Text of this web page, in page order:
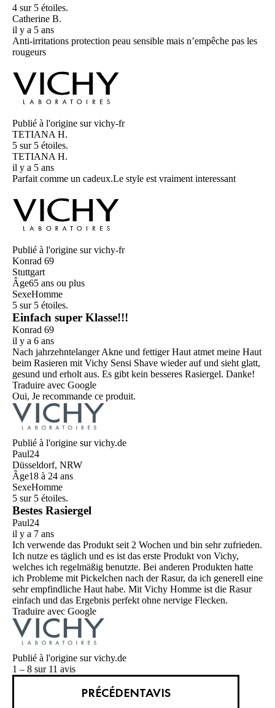
4 sur 5 étoiles.
Catherine B.
il y a 5 ans
Anti-irritations protection peau sensible mais n’empêche pas les
rougeurs
Publié à l'origine sur vichy-fr
TETIANA H.
5 sur 5 étoiles.
TETIANA H.
il y a 5 ans
Parfait comme un cadeux.Le style est vraiment interessant
Publié à l'origine sur vichy-fr
Konrad 69
Stuttgart
Âge65 ans ou plus
SexeHomme
5 sur 5 étoiles.
Einfach super Klasse!!!
Konrad 69
il y a 6 ans
Nach jahrzehntelanger Akne und fettiger Haut atmet meine Haut
beim Rasieren mit Vichy Sensi Shave wieder auf und sieht glatt,
gesund und erholt aus. Es gibt kein besseres Rasiergel. Danke!
Traduire avec Google
Oui, Je recommande ce produit.
Publié à l'origine sur vichy.de
Paul24
Düsseldorf, NRW
Âge18 à 24 ans
SexeHomme
5 sur 5 étoiles.
Bestes Rasiergel
Paul24
il y a 7 ans
Ich verwende das Produkt seit 2 Wochen und bin sehr zufrieden.
Ich nutze es täglich und es ist das erste Produkt von Vichy,
welches ich regelmäßig benutzte. Bei anderen Produkten hatte
ich Probleme mit Pickelchen nach der Rasur, da ich generell eine
sehr empfindliche Haut habe. Mit Vichy Homme ist die Rasur
einfach und das Ergebnis perfekt ohne nervige Flecken.
Traduire avec Google
Publié à l'origine sur vichy.de
1 – 8 sur 11 avis
PRÉCÉDENTAVIS